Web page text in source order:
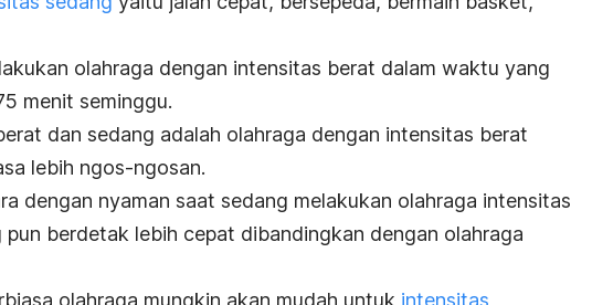
olahraga dengan intensitas berat dalam waktu yang
menit seminggu.
dan sedang adalah olahraga dengan intensitas berat
lebih ngos-ngosan.
dengan nyaman saat sedang melakukan olahraga intensitas
berdetak lebih cepat dibandingkan dengan olahraga
olahraga mungkin akan mudah untuk intensitas